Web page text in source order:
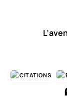
CITATIONS